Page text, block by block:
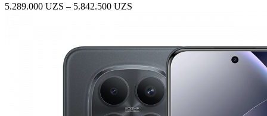
5.289.000 UZS – 5.842.500 UZS
5.842.500 UZS